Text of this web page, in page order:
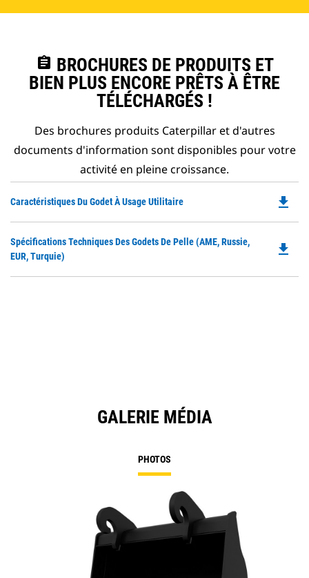
assignment BROCHURES DE PRODUITS ET
BIEN PLUS ENCORE PRÊTS À ÊTRE
TÉLÉCHARGÉS !
Des brochures produits Caterpillar et d'autres
documents d'information sont disponibles pour votre
activité en pleine croissance.
Caractéristiques Du Godet À Usage Utilitaire file_download
Spécifications Techniques Des Godets De Pelle (AME, Russie,
EUR, Turquie)
file_download
GALERIE MÉDIA
PHOTOS